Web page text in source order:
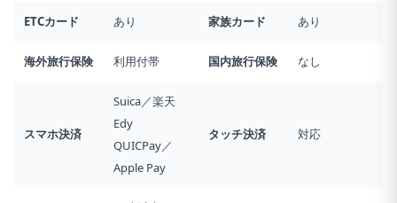
ETCカード あり 家族カード あり
海外旅行保険 利用付帯 国内旅行保険 なし
スマホ決済
Suica／楽天
Edy
QUICPay／
Apple Pay
タッチ決済 対応